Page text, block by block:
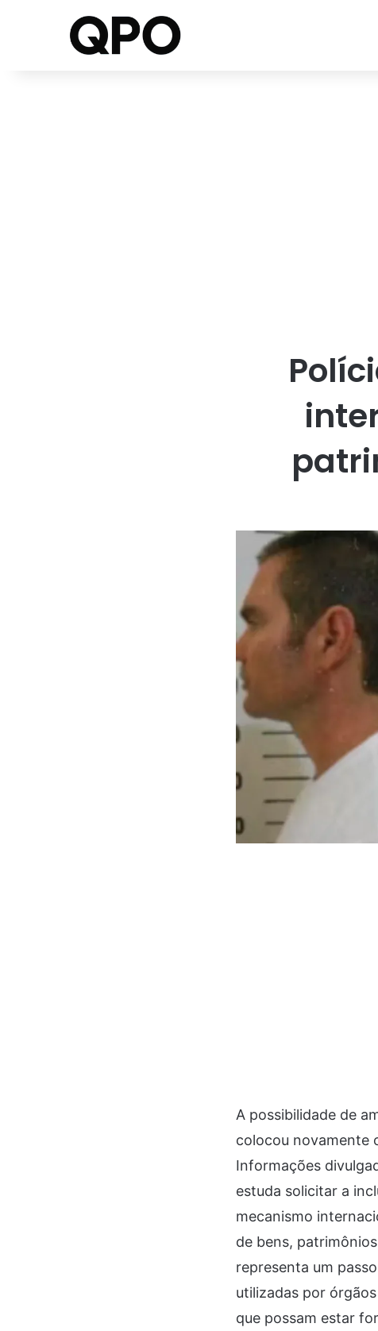
A possibilidade de
colocou novamente
Informações
estuda solicitar a
mecanismo
de bens,
representa um
utilizadas por
que possam estar